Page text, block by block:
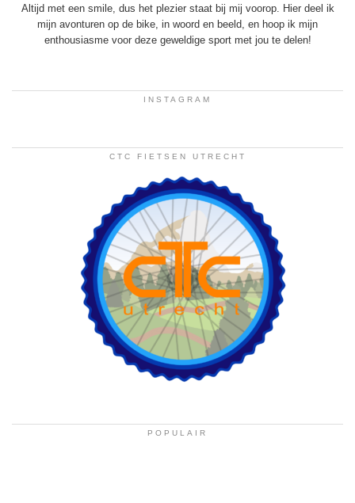
Altijd met een smile, dus het plezier staat bij mij voorop. Hier deel ik
mijn avonturen op de bike, in woord en beeld, en hoop ik mijn
enthousiasme voor deze geweldige sport met jou te delen!
INSTAGRAM
CTC FIETSEN UTRECHT
POPULAIR